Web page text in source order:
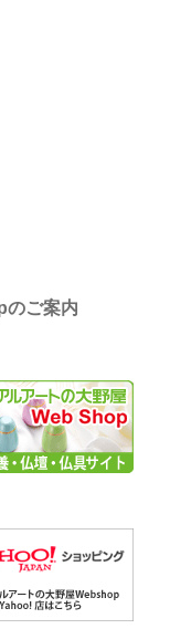
のご案内